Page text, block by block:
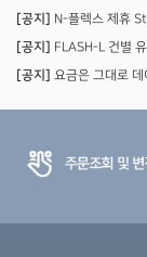
[공지] N-플렉스 제휴
[공지]
FLASH-L 건별
[공지]
요금은 그대로 데